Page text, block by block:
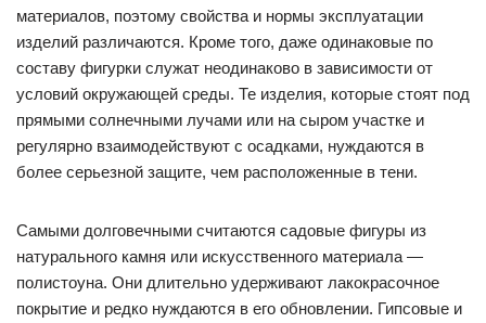
материалов, поэтому свойства и нормы эксплуатации
изделий различаются. Кроме того, даже одинаковые по
составу фигурки служат неодинаково в зависимости от
условий окружающей среды. Те изделия, которые стоят под
прямыми солнечными лучами или на сыром участке и
регулярно взаимодействуют с осадками, нуждаются в
более серьезной защите, чем расположенные в тени.
Самыми долговечными считаются садовые фигуры из
натурального камня или искусственного материала —
полистоуна. Они длительно удерживают лакокрасочное
покрытие и редко нуждаются в его обновлении. Гипсовые и